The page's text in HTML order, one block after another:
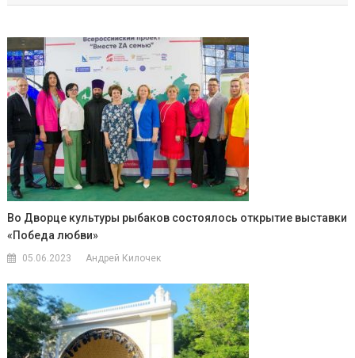
Во Дворце культуры рыбаков состоялось открытие выставки
«Победа любви»
05.06.2023 Андрей Килочек